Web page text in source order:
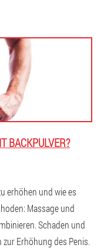
BACKPULVER?
erhöhen und wie es
Massage und
Schaden und
Erhöhung des Penis.